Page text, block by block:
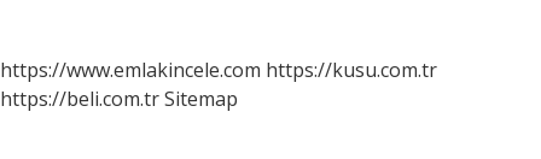
https://www.emlakincele.com https://kusu.com.tr
https://beli.com.trSitemap